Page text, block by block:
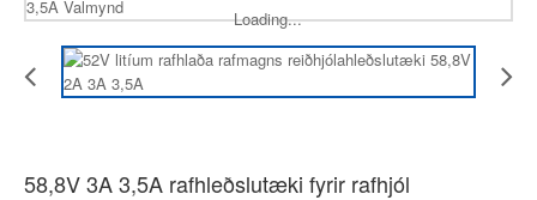
Loading...
58,8V 3A 3,5A rafhleðslutæki fyrir rafhjól